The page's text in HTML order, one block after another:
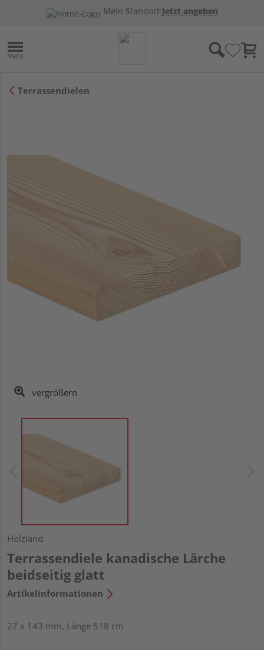
Mein Standort:Jetzt angeben
Terrassendielen
vergrößern
Holzland
Terrassendiele kanadische Lärche
beidseitig glatt
Artikelinformationen
27 x 143 mm, Länge 518 cm